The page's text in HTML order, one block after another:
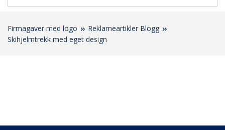
Firmagaver med logo
Reklameartikler Blogg
Skihjelmtrekk med eget design